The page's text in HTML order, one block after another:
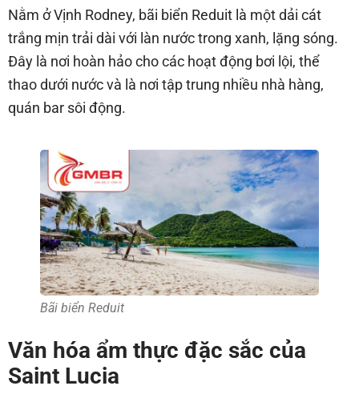
Nằm ở Vịnh Rodney, bãi biển Reduit là một dải cát
trắng mịn trải dài với làn nước trong xanh, lặng sóng.
Đây là nơi hoàn hảo cho các hoạt động bơi lội, thể
thao dưới nước và là nơi tập trung nhiều nhà hàng,
quán bar sôi động.
Bãi biển Reduit
Văn hóa ẩm thực đặc sắc của
Saint Lucia